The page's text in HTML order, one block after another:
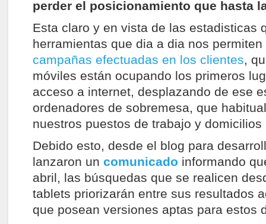
perder el posicionamiento que hasta
Esta claro y en vista de las estadisticas
herramientas que dia a dia nos
campañas efectuadas en los clientes,
móviles están ocupando los primeros
acceso a internet, desplazando de ese
ordenadores de sobremesa, que
nuestros puestos de trabajo y domicilios
Debido esto, desde el blog para
lanzaron un comunicado informando
abril, las búsquedas que se realicen
tablets priorizarán entre sus resultados
que posean versiones aptas para estos